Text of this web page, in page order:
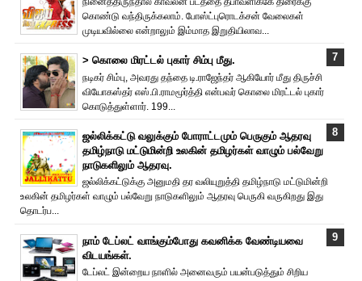
கொண்டு வந்திருக்கலாம். போஸ்ட்புரொட‌க்சன் வேலைகள்
முடியவில்லை என்றாலும் இம்மாத இறுதியிலாவ...
> கொலை மிரட்டல் புகார் சிம்பு மீது.
நடிகர் சிம்பு, அவரது தந்தை டி.ராஜேந்தர் ஆகியோர் மீது திருச்சி
வியோகஸ்தர் எஸ்.பி.ராமமூர்த்தி என்பவர் கொலை மிரட்டல் புகார்
கொடுத்துள்ளார். 199...
ஜல்லிக்கட்டு வலுக்கும் போராட்டமும் பெருகும் ஆதரவு
தமிழ்நாடு மட்டுமின்றி உலகின் தமிழர்கள் வாழும் பல்வேறு
நாடுகளிலும் ஆதரவு.
ஜல்லிக்கட்டுக்கு அனுமதி தர வலியுறுத்தி தமிழ்நாடு மட்டுமின்றி
உலகின் தமிழர்கள் வாழும் பல்வேறு நாடுகளிலும் ஆதரவு பெருகி வருகிறது இது
தொடர்ப...
நாம் டேப்லட் வாங்கும்போது கவனிக்க வேண்டியவை
விடயங்கள்.
டேப்லட் இன்றைய நாளில் அனைவரும் பயன்படுத்தும் சிறிய